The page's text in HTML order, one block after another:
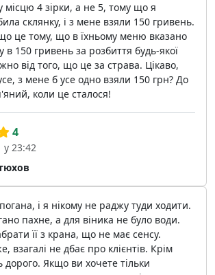
місцю 4 зірки, а не 5, тому що я
склянку, і з мене взяли 150 гривень.
це тому, що в їхньому меню вказано
в 150 гривень за розбиття будь-якої
від того, що це за страва. Цікаво,
з мене б усе одно взяли 150 грн? До
коли це сталося!
4
у 23:42
і я нікому не раджу туди ходити.
пахне, а для віника не було води.
її з крана, що не має сенсу.
взагалі не дбає про клієнтів. Крім
дорого. Якщо ви хочете тільки